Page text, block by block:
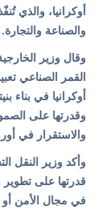
أوكرانيا، والذي
والصناعة والتجارة.
وقال وزير
القمر الصناعي
أوكرانيا في بناء
وقدرتها على
والاستقرار في
وأكد وزير النقل
قدرتها على تطوير
في مجال الأمن أو